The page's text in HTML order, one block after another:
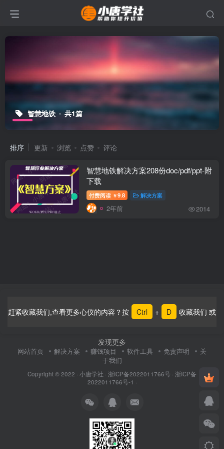
智慧地铁 共1篇
排序 更新 浏览 点赞 评论
智慧地铁解决方案208份doc/pdf/ppt-附
下载
付费阅读 ￥9.8 解决方案
2年前 2014
赶紧收藏我们,查看更多心仪的内容？按 Ctrl + D 收藏我们 或
发现更多
网站首页 解决方案 赚钱项目 软件工具 免责声明
关
于我们
Copyright © 2022 · 小唐学社 · 浙ICP备2022011766号 · 浙ICP备
2022011766号-1 ·